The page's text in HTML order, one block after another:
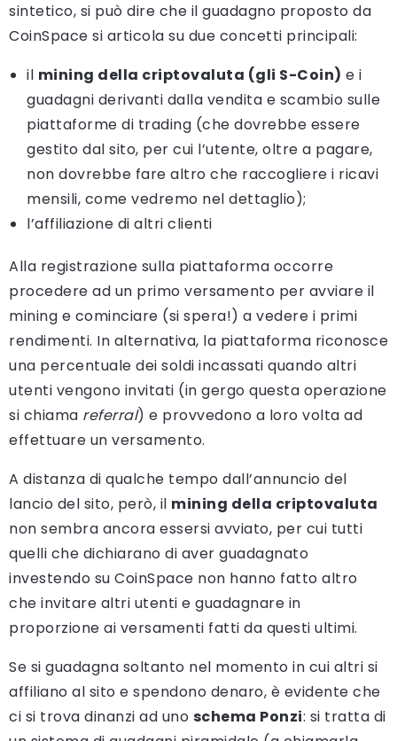
sintetico, si può dire che il guadagno proposto da
CoinSpace si articola su due concetti principali:
il mining della criptovaluta (gli S-Coin) e i
guadagni derivanti dalla vendita e scambio sulle
piattaforme di trading (che dovrebbe essere
gestito dal sito, per cui l’utente, oltre a pagare,
non dovrebbe fare altro che raccogliere i ricavi
mensili, come vedremo nel dettaglio);
l’affiliazione di altri clienti
Alla registrazione sulla piattaforma occorre
procedere ad un primo versamento per avviare il
mining e cominciare (si spera!) a vedere i primi
rendimenti. In alternativa, la piattaforma riconosce
una percentuale dei soldi incassati quando altri
utenti vengono invitati (in gergo questa operazione
si chiama referral) e provvedono a loro volta ad
effettuare un versamento.
A distanza di qualche tempo dall’annuncio del
lancio del sito, però, il mining della criptovaluta
non sembra ancora essersi avviato, per cui tutti
quelli che dichiarano di aver guadagnato
investendo su CoinSpace non hanno fatto altro
che invitare altri utenti e guadagnare in
proporzione ai versamenti fatti da questi ultimi.
Se si guadagna soltanto nel momento in cui altri si
affiliano al sito e spendono denaro, è evidente che
ci si trova dinanzi ad uno schema Ponzi: si tratta di